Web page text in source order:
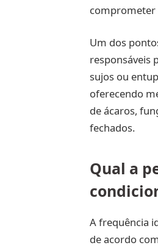
comprometer
Um dos
responsáveis
sujos ou
oferecendo
de ácaros,
fechados.
Qual a
A frequência
de acordo